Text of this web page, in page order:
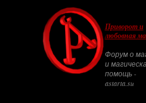
Приворот и
любовная
Форум о
и
помощь -
astarta.su